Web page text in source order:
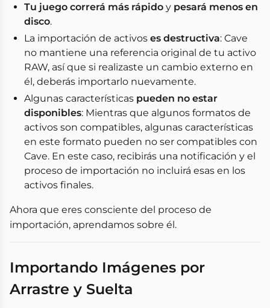
Tu juego correrá más rápido y pesará menos en
disco.
La importación de activos es destructiva: Cave
no mantiene una referencia original de tu activo
RAW, así que si realizaste un cambio externo en
él, deberás importarlo nuevamente.
Algunas características pueden no estar
disponibles: Mientras que algunos formatos de
activos son compatibles, algunas características
en este formato pueden no ser compatibles con
Cave. En este caso, recibirás una notificación y el
proceso de importación no incluirá esas en los
activos finales.
Ahora que eres consciente del proceso de
importación, aprendamos sobre él.
Importando Imágenes por
Arrastre y Suelta